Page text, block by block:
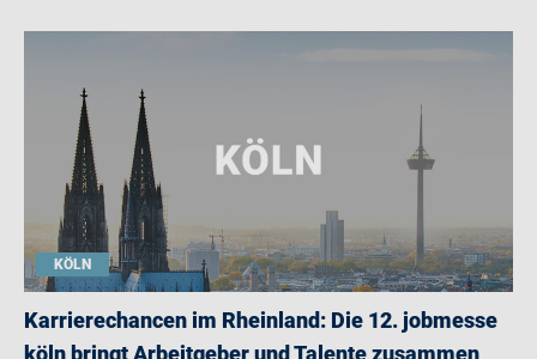
KÖLN
Karrierechancen im Rheinland: Die 12. jobmesse
köln bringt Arbeitgeber und Talente zusammen